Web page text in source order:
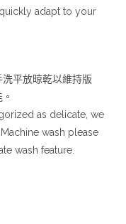
adapt to your
平放晾乾以維持版
as delicate, we
wash please
wash feature.